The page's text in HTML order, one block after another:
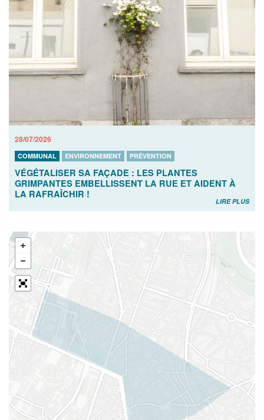
28/07/2026
COMMUNAL ENVIRONNEMENT PRÉVENTION
VÉGÉTALISER SA FAÇADE : LES PLANTES
GRIMPANTES EMBELLISSENT LA RUE ET AIDENT À
LA RAFRAÎCHIR !
LIRE PLUS